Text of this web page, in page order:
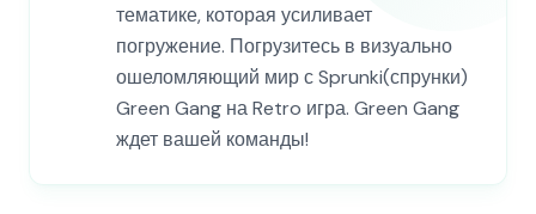
тематике, которая усиливает
погружение. Погрузитесь в визуально
ошеломляющий мир с Sprunki(спрунки)
Green Gang на Retro игра. Green Gang
ждет вашей команды!